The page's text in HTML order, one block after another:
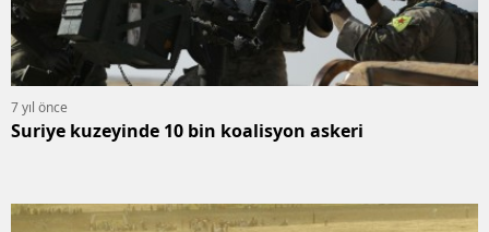
7 yıl önce
Suriye kuzeyinde 10 bin koalisyon askeri